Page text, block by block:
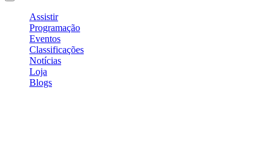
Assistir
Programação
Eventos
Classificações
Notícias
Loja
Blogs